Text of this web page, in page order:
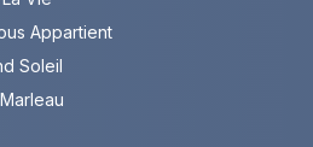
Appartient
Soleil